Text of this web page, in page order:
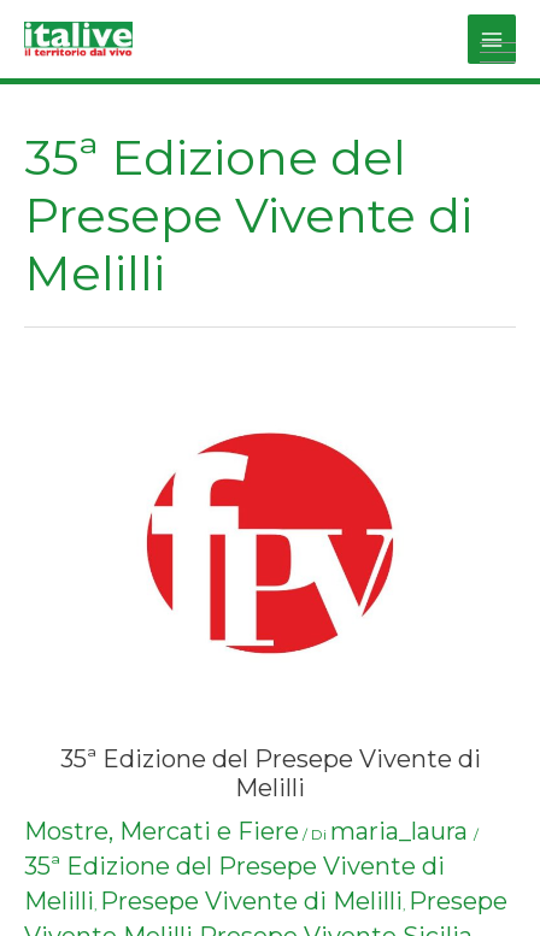
Main
35ª Edizione del
Presepe Vivente di
Melilli
35ª Edizione del Presepe Vivente di
Melilli
Mostre, Mercati e Fiere / Di maria_laura /
35ª Edizione del Presepe Vivente di
Melilli, Presepe Vivente di Melilli, Presepe